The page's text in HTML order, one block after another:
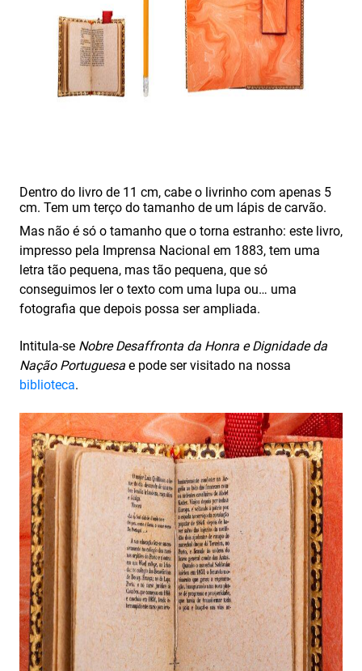
Dentro do livro de 11 cm, cabe o livrinho com apenas 5
cm. Tem um terço do tamanho de um lápis de carvão.
Mas não é só o tamanho que o torna estranho: este livro,
impresso pela Imprensa Nacional em 1883, tem uma
letra tão pequena, mas tão pequena, que só
conseguimos ler o texto com uma lupa ou… uma
fotografia que depois possa ser ampliada.
Intitula-se Nobre Desaffronta da Honra e Dignidade da
Nação Portuguesa e pode ser visitado na nossa
biblioteca.